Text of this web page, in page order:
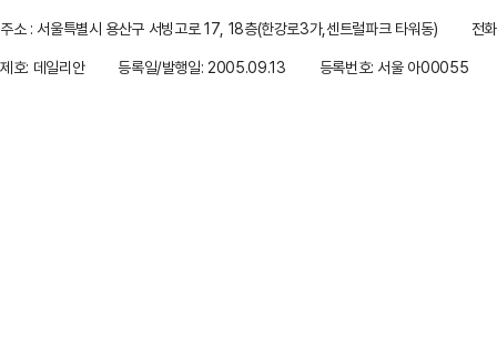
주소 : 서울특별시 용산구 서빙고로 17, 18층(한강로3가,센트럴파크 타워동)
전
제호: 데일리안
등록일/발행일: 2005.09.13 등록번호: 서울 아00055